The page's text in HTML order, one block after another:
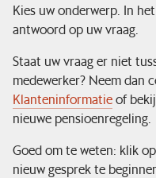
Kies uw onderwerp. In
antwoord op uw vraag.
Staat uw vraag er niet
medewerker? Neem dan
Klanteninformatieof
nieuwe pensioenregeling.
Goed om te weten: klik
nieuw gesprek te